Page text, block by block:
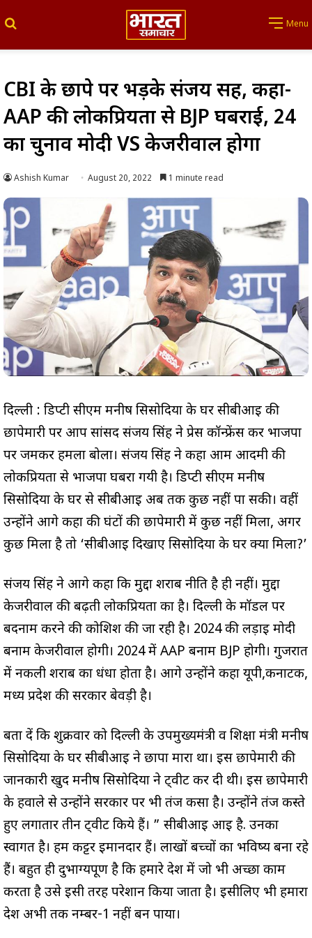
Menu
CBI के छापे पर भड़के संजय सिंह, कहा-
AAP की लोकप्रियता से BJP घबराई, 24
का चुनाव मोदी VS केजरीवाल होगा
Ashish Kumar August 20, 2022 1 minute read
दिल्ली : डिप्टी सीएम मनीष सिसोदिया के घर सीबीआई की
छापेमारी पर आप सांसद संजय सिंह ने प्रेस कॉन्फ्रेंस कर भाजपा
पर जमकर हमला बोला। संजय सिंह ने कहा आम आदमी की
लोकप्रियता से भाजपा घबरा गयी है। डिप्टी सीएम मनीष
सिसोदिया के घर से सीबीआई अब तक कुछ नहीं पा सकी। वहीं
उन्होंने आगे कहा की घंटों की छापेमारी में कुछ नहीं मिला, अगर
कुछ मिला है तो ‘सीबीआई दिखाए सिसोदिया के घर क्या मिला?’
संजय सिंह ने आगे कहा कि मुद्दा शराब नीति है ही नहीं। मुद्दा
केजरीवाल की बढ़ती लोकप्रियता का है। दिल्ली के मॉडल पर
बदनाम करने की कोशिश की जा रही है। 2024 की लड़ाई मोदी
बनाम केजरीवाल होगी। 2024 में AAP बनाम BJP होगी। गुजरात
में नकली शराब का धंधा होता है। आगे उन्होंने कहा यूपी,कर्नाटक,
मध्य प्रदेश की सरकार बेवड़ी है।
बता दें कि शुक्रवार को दिल्ली के उपमुख्यमंत्री व शिक्षा मंत्री मनीष
सिसोदिया के घर सीबीआई ने छापा मारा था। इस छापेमारी की
जानकारी खुद मनीष सिसोदिया ने ट्वीट कर दी थी। इस छापेमारी
के हवाले से उन्होंने सरकार पर भी तंज कसा है। उन्होंने तंज कस्ते
हुए लगातार तीन ट्वीट किये हैं। ” सीबीआई आई है. उनका
स्वागत है। हम कट्टर ईमानदार हैं। लाखों बच्चों का भविष्य बना रहे
हैं। बहुत ही दुर्भाग्यपूर्ण है कि हमारे देश में जो भी अच्छा काम
करता है उसे इसी तरह परेशान किया जाता है। इसीलिए भी हमारा
देश अभी तक नम्बर-1 नहीं बन पाया।